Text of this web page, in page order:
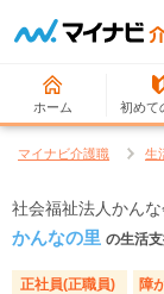
ホーム 初めて
マイナビ介護職 生
社会福祉法人かんな
かんなの里 の生活
正社員(正職員) 障